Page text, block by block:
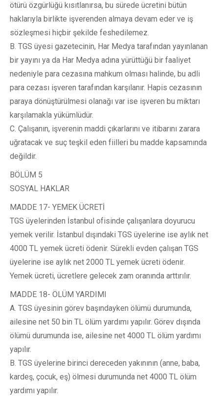
ötürü özgürlüğü kısıtlanırsa, bu sürede ücretini bütün
haklarıyla birlikte işverenden almaya devam eder ve iş
sözleşmesi hiçbir şekilde feshedilemez.
B. TGS üyesi gazetecinin, Har Medya tarafından yayınlanan
bir yayını ya da Har Medya adına yürüttüğü bir faaliyet
nedeniyle para cezasına mahkum olması halinde, bu adli
para cezası işveren tarafından karşılanır. Hapis cezasının
paraya dönüştürülmesi olanağı var ise işveren bu miktarı
karşılamakla yükümlüdür.
C. Çalışanın, işverenin maddi çıkarlarını ve itibarını zarara
uğratacak ve suç teşkil eden fiilleri bu madde kapsamında
değildir.
BÖLÜM 5
SOSYAL HAKLAR
MADDE 17- YEMEK ÜCRETİ
TGS üyelerinden İstanbul ofisinde çalışanlara doyurucu
yemek verilir. İstanbul dışındaki TGS üyelerine ise aylık net
4000 TL yemek ücreti ödenir. Sürekli evden çalışan TGS
üyelerine ise aylık net 2000 TL yemek ücreti ödenir.
Yemek ücreti, ücretlere gelecek zam oranında arttırılır.
MADDE 18- ÖLÜM YARDIMI
A. TGS üyesinin görev başındayken ölümü durumunda,
ailesine net 50 bin TL ölüm yardımı yapılır. Görev dışında
ölümü durumunda ise, ailesine net 4000 TL ölüm yardımı
yapılır.
B. TGS üyelerine birinci dereceden yakınının (anne, baba,
kardeş, çocuk, eş) ölmesi durumunda net 4000 TL ölüm
yardımı yapılır.